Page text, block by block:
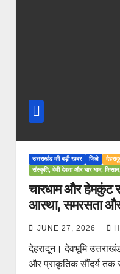
उत्तराखंड की बड़ी खबर जिले
संस्कृति, देवी देवता और चार धाम,
चारधाम और हेमकुंट
आस्था, समरसता
JUNE 27, 2026
देहरादून। देवभूमि
और प्राकृतिक सौंदर्य तक